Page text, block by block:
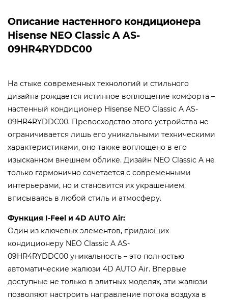
Описание настенного кондиционера
Hisense NEO Classic A AS-
09HR4RYDDC00
На стыке современных технологий и стильного
дизайна рождается истинное воплощение комфорта –
настенный кондиционер Hisense NEO Classic A AS-
09HR4RYDDC00. Превосходство этого устройства не
ограничивается лишь его уникальными техническими
характеристиками, оно также воплощено в его
изысканном внешнем облике. Дизайн NEO Classic A не
только гармонично сочетается с современными
интерьерами, но и становится их украшением,
вписываясь в любой стиль и атмосферу.
Функция I-Feel и 4D AUTO Air:
Один из ключевых элементов, придающих
кондиционеру NEO Classic A AS-
09HR4RYDDC00 уникальность – это полностью
автоматические жалюзи 4D AUTO Air. Впервые
доступные не только в элитных моделях, эти жалюзи
позволяют настроить направление потока воздуха в